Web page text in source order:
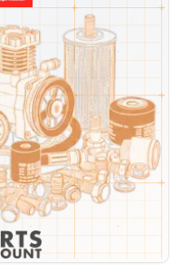
disponibilité des stocks.
24h/48h par les
en France
(hors Corse et DOM-
: le coût exact est
le poids et le volume de
avant paiement.